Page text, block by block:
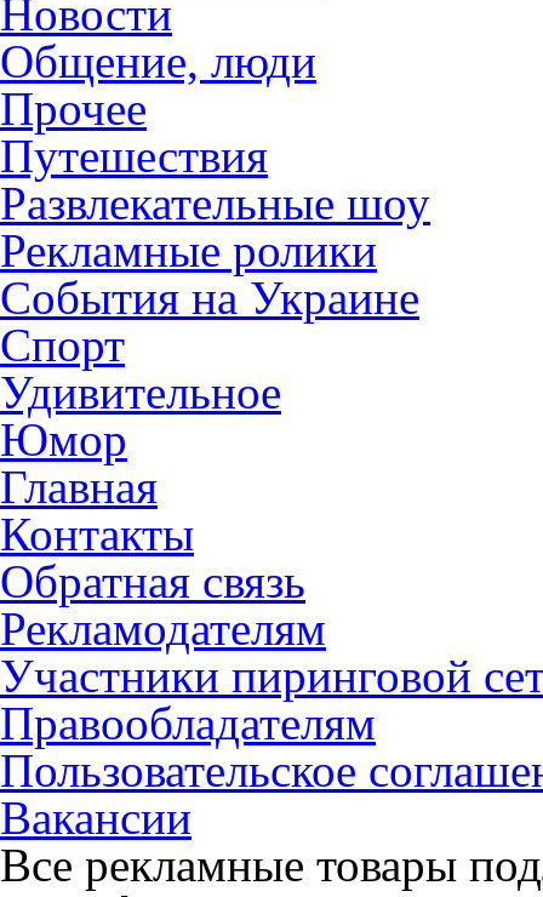
Новости
Общение, люди
Прочее
Путешествия
Развлекательные шоу
Рекламные ролики
События на Украине
Спорт
Удивительное
Юмор
Главная
Контакты
Обратная связь
Рекламодателям
Участники пиринговой
Правообладателям
Пользовательское
Вакансии
Все рекламные товары